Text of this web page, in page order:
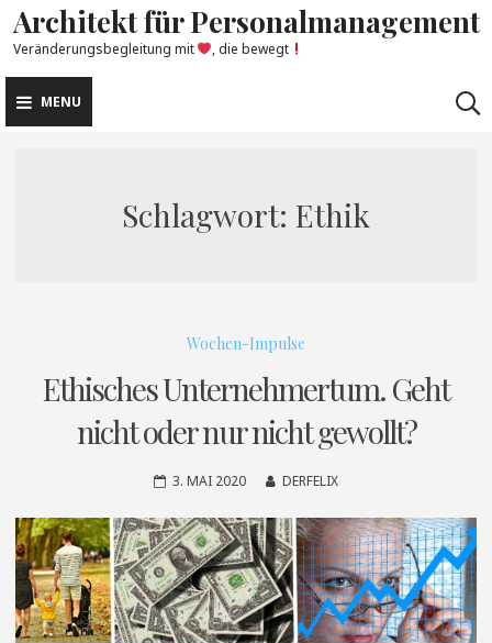
Skip
to
content
Architekt für Personalmanagement
Veränderungsbegleitung mit , die bewegt
MENU
Schlagwort: Ethik
Wochen-Impulse
Ethisches Unternehmertum. Geht
nicht oder nur nicht gewollt?
3. MAI 2020 DERFELIX